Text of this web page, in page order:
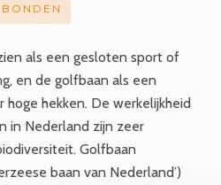
als een gesloten sport of
en de golfbaan als een
hekken. De werkelijkheid
in Nederland zijn zeer
Golfbaan
baan van Nederland’)
BONDEN